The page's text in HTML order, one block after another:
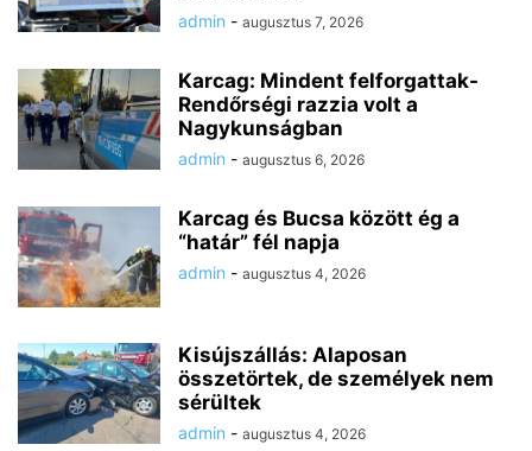
admin - augusztus 7, 2026
Karcag: Mindent felforgattak-
Rendőrségi razzia volt a
Nagykunságban
admin - augusztus 6, 2026
Karcag és Bucsa között ég a
“határ” fél napja
admin - augusztus 4, 2026
Kisújszállás: Alaposan
összetörtek, de személyek nem
sérültek
admin - augusztus 4, 2026